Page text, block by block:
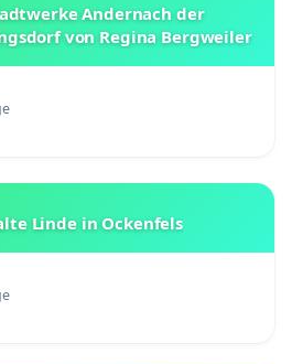
Andernach der
von Regina Bergweiler
Linde in Ockenfels